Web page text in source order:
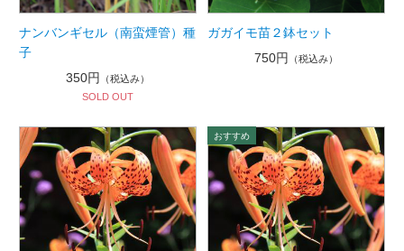
ナンバンギセル（南蛮煙管）種
子
350円
（税込み）
SOLD OUT
ガガイモ苗２鉢セット
750円
（税込み）